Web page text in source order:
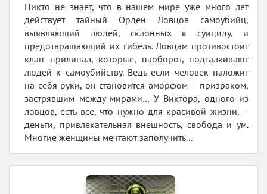
Никто не знает, что в нашем мире уже много лет
действует тайный Орден Ловцов самоубийц,
выявляющий людей, склонных к суициду, и
предотвращающий их гибель. Ловцам противостоит
клан прилипал, которые, наоборот, подталкивают
людей к самоубийству. Ведь если человек наложит
на себя руки, он становится аморфом – призраком,
застрявшим между мирами… У Виктора, одного из
ловцов, есть все, что нужно для красивой жизни, –
деньги, привлекательная внешность, свобода и ум.
Многие женщины мечтают заполучить...